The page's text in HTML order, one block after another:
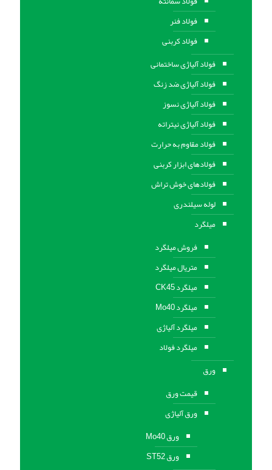
فولاد فنر
فولاد کربنی
فولاد آلیاژی ساختمانی
فولاد آلیاژی ضد زنگ
فولاد آلیاژی نسوز
فولاد آلیاژی نیتراته
فولاد مقاوم به حرارت
فولادهای ابزار کربنی
فولادهای خوش تراش
لوله سیلندری
میلگرد
فروش میلگرد
متریال میلگرد
میلگرد CK45
میلگرد Mo40
میلگرد آلیاژی
میلگرد فولاد
ورق
قیمت ورق
ورق آلیاژی
ورق Mo40
ورق ST52